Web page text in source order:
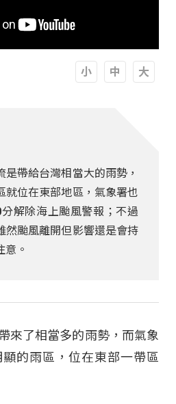
帶給台灣相當大的雨勢，
就位在東部地區，氣象署也
解除海上颱風警報；不過
然颱風離開但影響還是會持
意。
來了相當多的雨勢，而氣象
的雨區，位在東部一帶區